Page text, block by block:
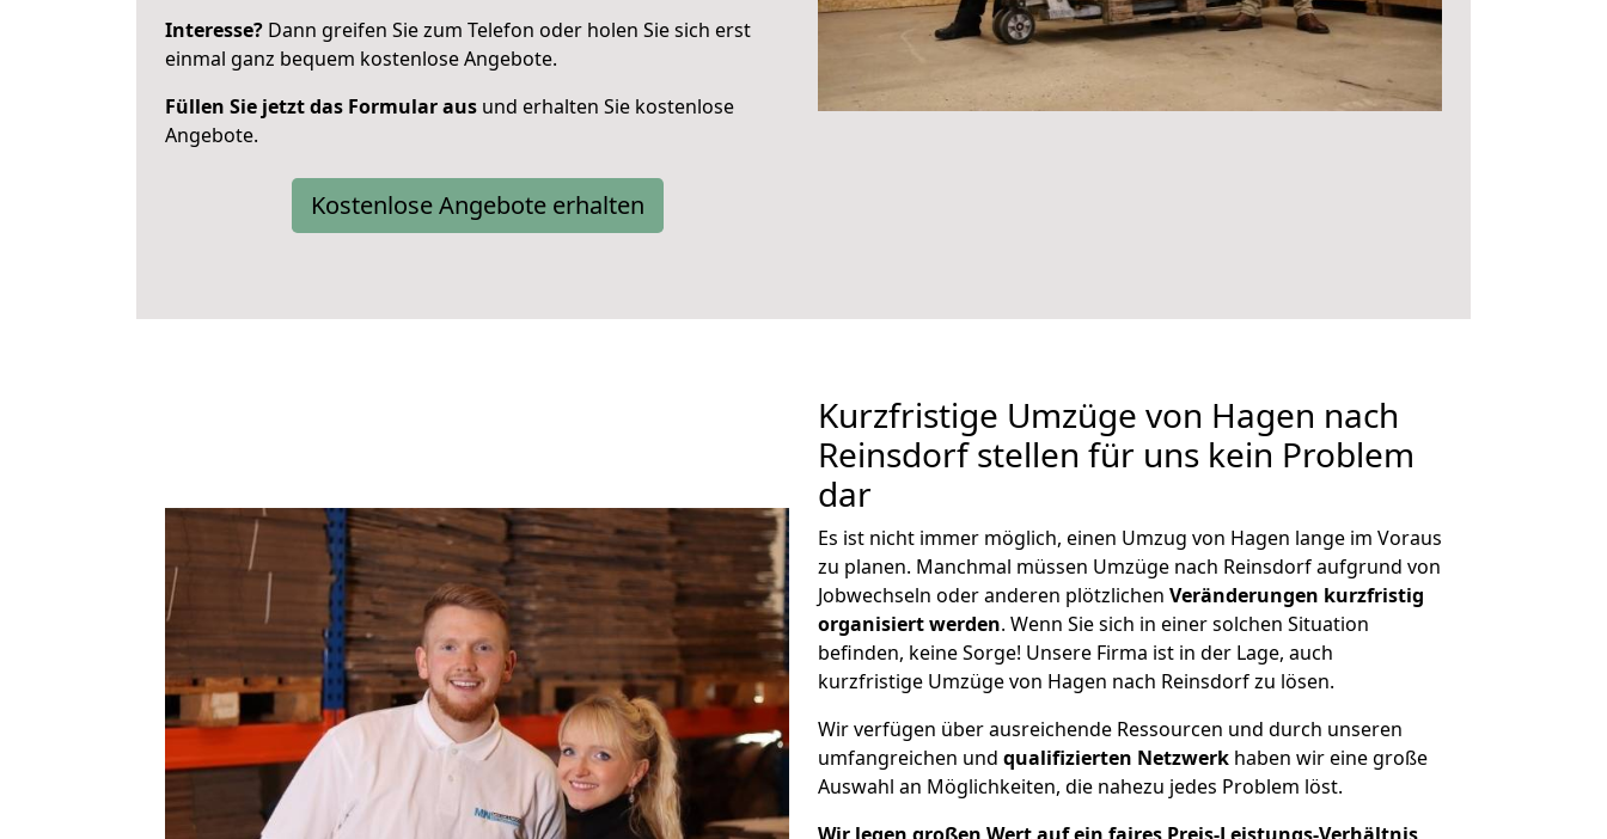
Interesse? Dann greifen Sie zum Telefon oder holen Sie sich erst
einmal ganz bequem kostenlose Angebote.
Füllen Sie jetzt das Formular aus und erhalten Sie kostenlose
Angebote.
Kostenlose Angebote erhalten
Kurzfristige Umzüge von Hagen nach
Reinsdorf stellen für uns kein Problem
dar
Es ist nicht immer möglich, einen Umzug von Hagen lange im Voraus
zu planen. Manchmal müssen Umzüge nach Reinsdorf aufgrund von
Jobwechseln oder anderen plötzlichen Veränderungen kurzfristig
organisiert werden. Wenn Sie sich in einer solchen Situation
befinden, keine Sorge! Unsere Firma ist in der Lage, auch
kurzfristige Umzüge von Hagen nach Reinsdorf zu lösen.
Wir verfügen über ausreichende Ressourcen und durch unseren
umfangreichen und qualifizierten Netzwerk haben wir eine große
Auswahl an Möglichkeiten, die nahezu jedes Problem löst.